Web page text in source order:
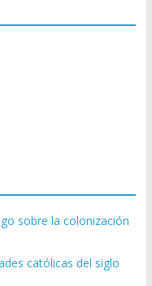
sobre la colonización
católicas del siglo